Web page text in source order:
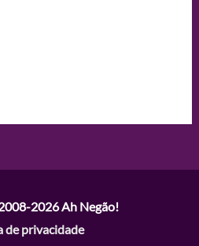
2026Ah Negão!
de privacidade